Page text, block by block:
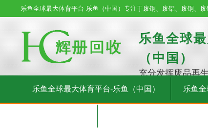
乐鱼全球最大体育平台-乐鱼（中国）专注于废铜、废铝、废铜、废
乐鱼全球
（中国）
充分发挥废品再
乐鱼全球最大体育平台-乐鱼（中国） 乐鱼